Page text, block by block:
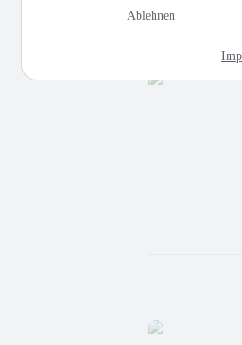
Ablehnen